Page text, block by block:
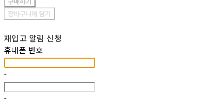
장바구니에 담기
재입고 알림 신청
휴대폰 번호
-
-